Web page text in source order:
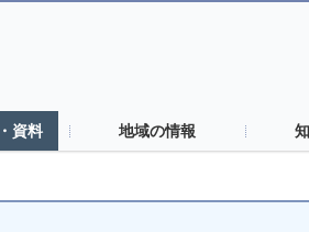
資料 地域の情報